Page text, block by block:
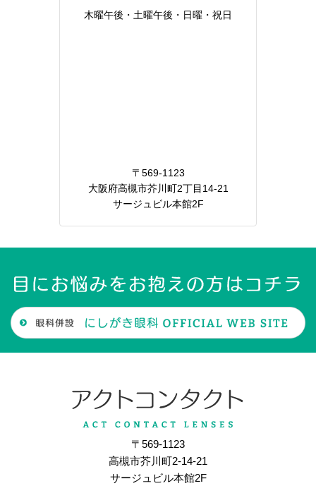
木曜午後・土曜午後・日曜・祝日
〒569-1123
大阪府高槻市芥川町2丁目14-21
サージュビル本館2F
〒569-1123
高槻市芥川町2-14-21
サージュビル本館2F